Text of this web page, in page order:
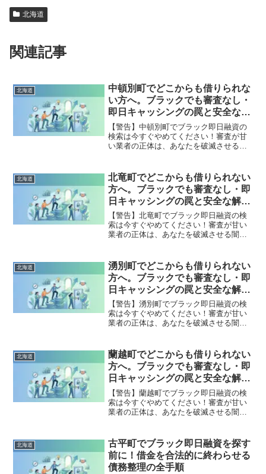
北海道
関連記事
北海道
中頓別町でどこからも借りられな
い方へ。ブラックでも審査なし・
即日キャッシングの罠と安全な解
決策
【警告】中頓別町でブラック即日融資の
検索は今すぐやめてください！審査が甘
い業者の正体は、あなたを破滅させる闇
中頓別町で違法業者を避け、借金地獄か
ら抜け出した方々の実体験と確実な解決
策を完全公開。
北海道
北竜町でどこからも借りられない
方へ。ブラックでも審査なし・即
日キャッシングの罠と安全な解決
策
【警告】北竜町でブラック即日融資の検
索は今すぐやめてください！審査が甘い
業者の正体は、あなたを破滅させる闇金
町で違法業者を避け、借金地獄から抜け
出した方々の実体験と確実な解決策を完
全公開。
北海道
湧別町でどこからも借りられない
方へ。ブラックでも審査なし・即
日キャッシングの罠と安全な解決
策
【警告】湧別町でブラック即日融資の検
索は今すぐやめてください！審査が甘い
業者の正体は、あなたを破滅させる闇金
町で違法業者を避け、借金地獄から抜け
出した方々の実体験と確実な解決策を完
全公開。
北海道
蘭越町でどこからも借りられない
方へ。ブラックでも審査なし・即
日キャッシングの罠と安全な解決
策
【警告】蘭越町でブラック即日融資の検
索は今すぐやめてください！審査が甘い
業者の正体は、あなたを破滅させる闇金
町で違法業者を避け、借金地獄から抜け
出した方々の実体験と確実な解決策を完
全公開。
北海道
古平町でブラック即日融資を探す
前に！借金を合法的に終わらせる
債務整理の全手順